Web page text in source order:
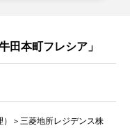
田本町フレシア」
）＞三菱地所レジデンス株